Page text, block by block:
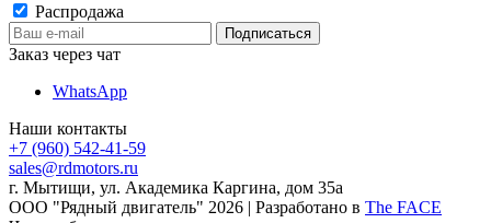
Распродажа
Заказ через чат
WhatsApp
Наши контакты
+7 (960) 542-41-59
sales@rdmotors.ru
г. Мытищи, ул. Академика Каргина, дом 35а
ООО "Рядный двигатель" 2026 | Разработано в The FACE